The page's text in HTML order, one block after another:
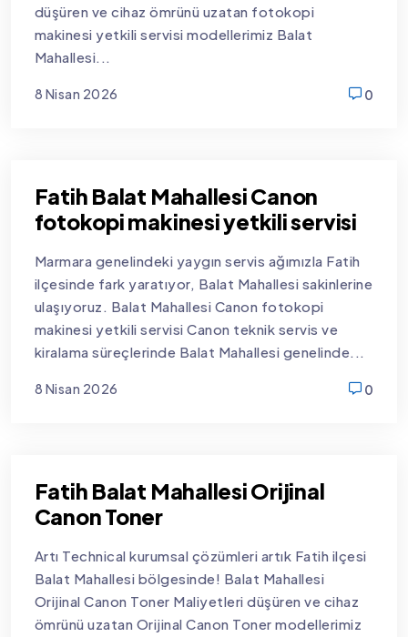
düşüren ve cihaz ömrünü uzatan fotokopi
makinesi yetkili servisi modellerimiz Balat
Mahallesi...
8 Nisan 2026
0
Fatih Balat Mahallesi Canon
fotokopi makinesi yetkili servisi
Marmara genelindeki yaygın servis ağımızla Fatih
ilçesinde fark yaratıyor, Balat Mahallesi sakinlerine
ulaşıyoruz. Balat Mahallesi Canon fotokopi
makinesi yetkili servisi Canon teknik servis ve
kiralama süreçlerinde Balat Mahallesi genelinde...
8 Nisan 2026
0
Fatih Balat Mahallesi Orijinal
Canon Toner
Artı Technical kurumsal çözümleri artık Fatih ilçesi
Balat Mahallesi bölgesinde! Balat Mahallesi
Orijinal Canon Toner Maliyetleri düşüren ve cihaz
ömrünü uzatan Orijinal Canon Toner modellerimiz